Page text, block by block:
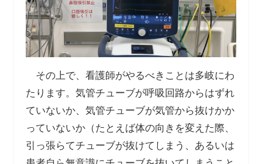
その上で、看護師がやるべきことは多岐にわ
たります。気管チューブが呼吸回路からはずれ
ていないか、気管チューブが気管から抜けかか
っていないか（たとえば体の向きを変えた際、
引っ張らてチューブが抜けてしまう、あるいは